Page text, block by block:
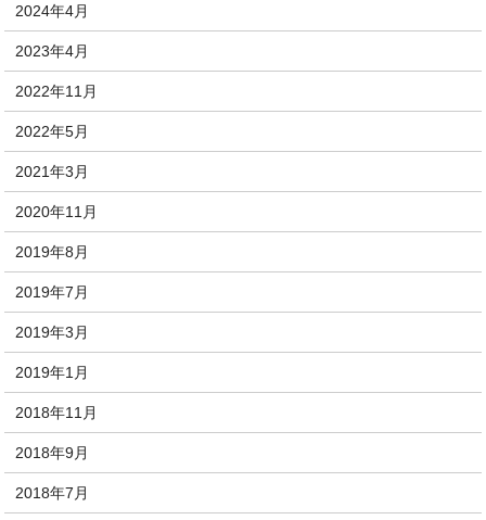
2024年4月
2023年4月
2022年11月
2022年5月
2021年3月
2020年11月
2019年8月
2019年7月
2019年3月
2019年1月
2018年11月
2018年9月
2018年7月